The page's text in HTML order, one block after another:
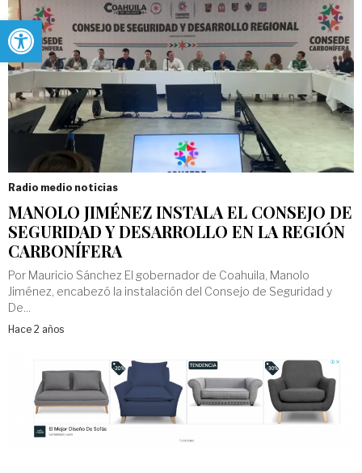
Abrir barra de herramientas
Radio medio noticias
MANOLO JIMÉNEZ INSTALA EL CONSEJO DE
SEGURIDAD Y DESARROLLO EN LA REGIÓN
CARBONÍFERA
Por Mauricio Sánchez El gobernador de Coahuila, Manolo
Jiménez, encabezó la instalación del Consejo de Seguridad y
De...
Hace 2 años